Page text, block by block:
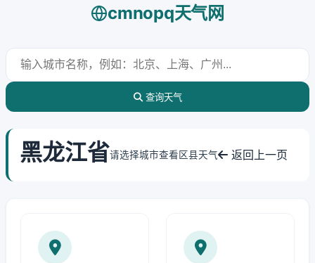
cmnopq天气网
查询天气
黑龙江省请选择城市查看区县天气 返回上一页